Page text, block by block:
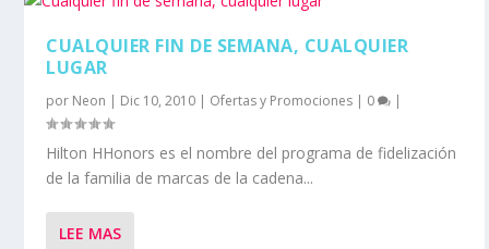
CUALQUIER FIN DE SEMANA, CUALQUIER
LUGAR
por Neon | Dic 10, 2010 | Ofertas y Promociones | 0 |
Hilton HHonors es el nombre del programa de fidelización
de la familia de marcas de la cadena...
LEE MAS